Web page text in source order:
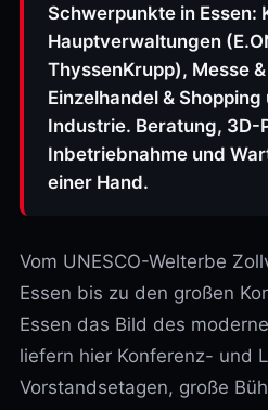
Schwerpunkte in Essen:
Hauptverwaltungen
ThyssenKrupp), Messe
Einzelhandel & Shopping
Industrie. Beratung, 3D-
Inbetriebnahme und
einer Hand.
Vom UNESCO-Welterbe
Essen bis zu den großen
Essen das Bild des
liefern hier Konferenz- und
Vorstandsetagen, große